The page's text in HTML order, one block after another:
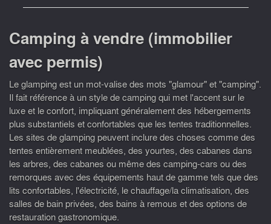
Camping à vendre (immobilier
avec permis)
Le glamping est un mot-valise des mots "glamour" et "camping".
Il fait référence à un style de camping qui met l'accent sur le
luxe et le confort, impliquant généralement des hébergements
plus substantiels et confortables que les tentes traditionnelles.
Les sites de glamping peuvent inclure des choses comme des
tentes entièrement meublées, des yourtes, des cabanes dans
les arbres, des cabanes ou même des camping-cars ou des
remorques avec des équipements haut de gamme tels que des
lits confortables, l'électricité, le chauffage/la climatisation, des
salles de bain privées, des bains à remous et des options de
restauration gastronomique.